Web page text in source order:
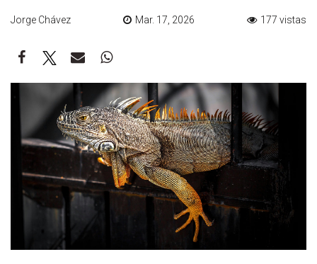
Jorge Chávez Mar. 17, 2026 177 vistas